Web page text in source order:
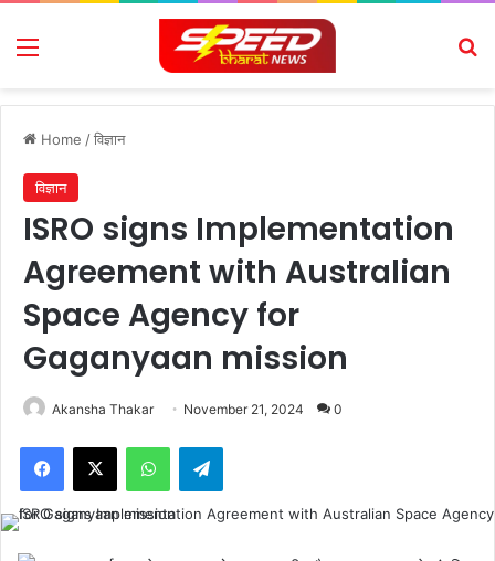
Menu
Home /विज्ञान
विज्ञान
ISRO signs Implementation
Agreement with Australian
Space Agency for
Gaganyaan mission
Akansha Thakar November 21, 2024 0
Facebook
X WhatsAppTelegram